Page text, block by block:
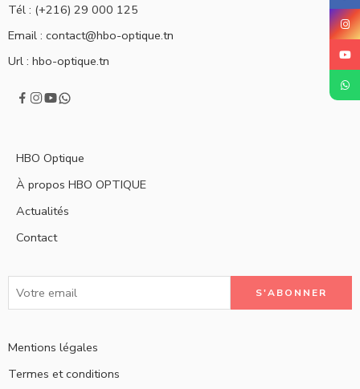
Tél : (+216) 29 000 125
Email : contact@hbo-optique.tn
Url : hbo-optique.tn
HBO Optique
À propos HBO OPTIQUE
Actualités
Contact
Mentions légales
Termes et conditions